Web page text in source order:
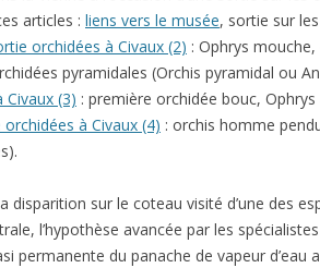
articles : liens vers le musée, sortie sur
orchidées à Civaux (2) : Ophrys
pyramidales (Orchis pyramidal ou
(3) : première orchidée bouc,
à Civaux (4) : orchis homme
disparition sur le coteau visité d’une des
l’hypothèse avancée par les
permanente du panache de vapeur d’eau